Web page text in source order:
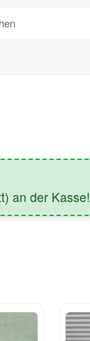
an der Kasse!